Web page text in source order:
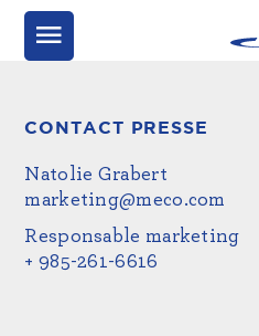
CONTACT PRESSE
Natolie Grabert
marketing@meco.com
Responsable marketing
+ 985-261-6616